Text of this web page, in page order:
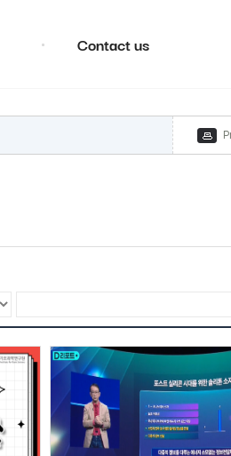
Contact us